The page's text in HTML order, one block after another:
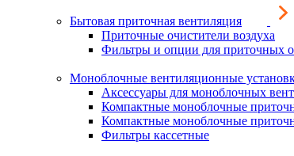
Бытовая приточная вентиляция
Приточные очистители воздуха
Фильтры и опции для приточных
Моноблочные вентиляционные
Аксессуары для моноблочных
Компактные моноблочные
Компактные моноблочные
Фильтры кассетные